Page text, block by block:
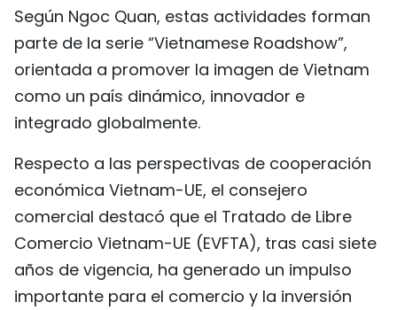
Según Ngoc Quan, estas actividades forman
parte de la serie “Vietnamese Roadshow”,
orientada a promover la imagen de Vietnam
como un país dinámico, innovador e
integrado globalmente.
Respecto a las perspectivas de cooperación
económica Vietnam-UE, el consejero
comercial destacó que el Tratado de Libre
Comercio Vietnam-UE (EVFTA), tras casi siete
años de vigencia, ha generado un impulso
importante para el comercio y la inversión